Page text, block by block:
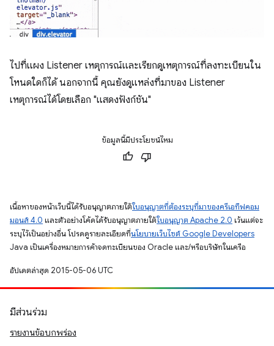
ไปที่แผง Listener เหตุการณ์และเรียกดูเหตุการณ์ที่ลงทะเบียนใน
โหนดใดก็ได้ นอกจากนี้ คุณยังดูแหล่งที่มาของ Listener
เหตุการณ์ได้โดยเลือก "แสดงฟังก์ชัน"
ข้อมูลนี้มีประโยชน์ไหม
เนื้อหาของหน้าเว็บนี้ได้รับอนุญาตภายใต้ใบอนุญาตที่ต้องระบุที่มาของครีเอทีฟคอม
มอนส์ 4.0 และตัวอย่างโค้ดได้รับอนุญาตภายใต้ใบอนุญาต Apache 2.0 เว้นแต่จะ
ระบุไว้เป็นอย่างอื่น โปรดดูรายละเอียดที่นโยบายเว็บไซต์ Google Developers
Java เป็นเครื่องหมายการค้าจดทะเบียนของ Oracle และ/หรือบริษัทในเครือ
อัปเดตล่าสุด 2015-05-06 UTC
มีส่วนร่วม
รายงานข้อบกพร่อง